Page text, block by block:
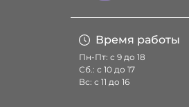
Время работы
Пн-Пт: с 9 до 18
Сб.: с 10 до 17
Вс: с 11 до 16